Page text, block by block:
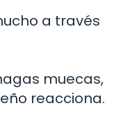
a través
muecas,
reacciona.